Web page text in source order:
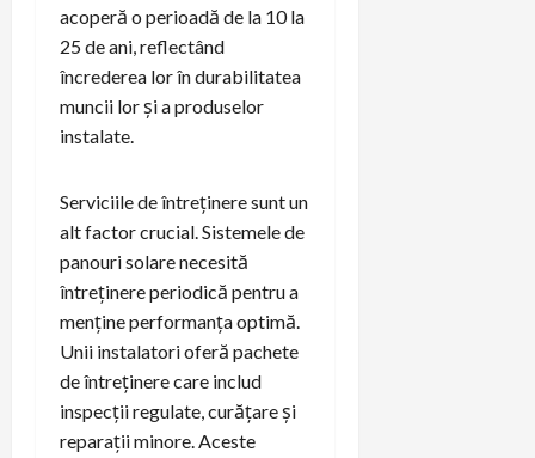
acoperă o perioadă de la 10 la
25 de ani, reflectând
încrederea lor în durabilitatea
muncii lor și a produselor
instalate.
Serviciile de întreținere sunt un
alt factor crucial. Sistemele de
panouri solare necesită
întreținere periodică pentru a
menține performanța optimă.
Unii instalatori oferă pachete
de întreținere care includ
inspecții regulate, curățare și
reparații minore. Aceste